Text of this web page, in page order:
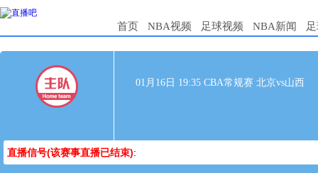
首页 NBA视频 足球视频 NBA新闻
01月16日 19:35 CBA常规赛 北京vs山西
直播信号(该赛事直播已结束):